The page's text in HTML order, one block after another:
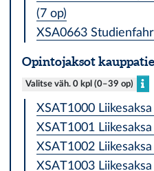
(7 op)
XSA0663
Opintojaksot
Valitse väh. 0 kpl (0–39 op)
XSAT1000
XSAT1001
XSAT1002
XSAT1003